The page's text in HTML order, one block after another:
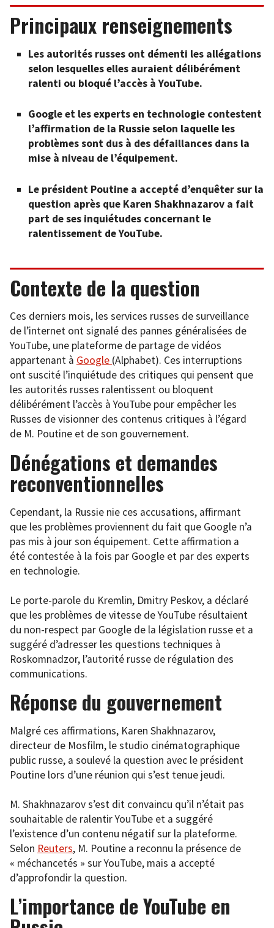
Principaux renseignements
Les autorités russes ont démenti les allégations
selon lesquelles elles auraient délibérément
ralenti ou bloqué l’accès à YouTube.
Google et les experts en technologie contestent
l’affirmation de la Russie selon laquelle les
problèmes sont dus à des défaillances dans la
mise à niveau de l’équipement.
Le président Poutine a accepté d’enquêter sur la
question après que Karen Shakhnazarov a fait
part de ses inquiétudes concernant le
ralentissement de YouTube.
Contexte de la question
Ces derniers mois, les services russes de surveillance
de l’internet ont signalé des pannes généralisées de
YouTube, une plateforme de partage de vidéos
appartenant à Google (Alphabet). Ces interruptions
ont suscité l’inquiétude des critiques qui pensent que
les autorités russes ralentissent ou bloquent
délibérément l’accès à YouTube pour empêcher les
Russes de visionner des contenus critiques à l’égard
de M. Poutine et de son gouvernement.
Dénégations et demandes
reconventionnelles
Cependant, la Russie nie ces accusations, affirmant
que les problèmes proviennent du fait que Google n’a
pas mis à jour son équipement. Cette affirmation a
été contestée à la fois par Google et par des experts
en technologie.
Le porte-parole du Kremlin, Dmitry Peskov, a déclaré
que les problèmes de vitesse de YouTube résultaient
du non-respect par Google de la législation russe et a
suggéré d’adresser les questions techniques à
Roskomnadzor, l’autorité russe de régulation des
communications.
Réponse du gouvernement
Malgré ces affirmations, Karen Shakhnazarov,
directeur de Mosfilm, le studio cinématographique
public russe, a soulevé la question avec le président
Poutine lors d’une réunion qui s’est tenue jeudi.
M. Shakhnazarov s’est dit convaincu qu’il n’était pas
souhaitable de ralentir YouTube et a suggéré
l’existence d’un contenu négatif sur la plateforme.
Selon Reuters, M. Poutine a reconnu la présence de
« méchancetés » sur YouTube, mais a accepté
d’approfondir la question.
L’importance de YouTube en